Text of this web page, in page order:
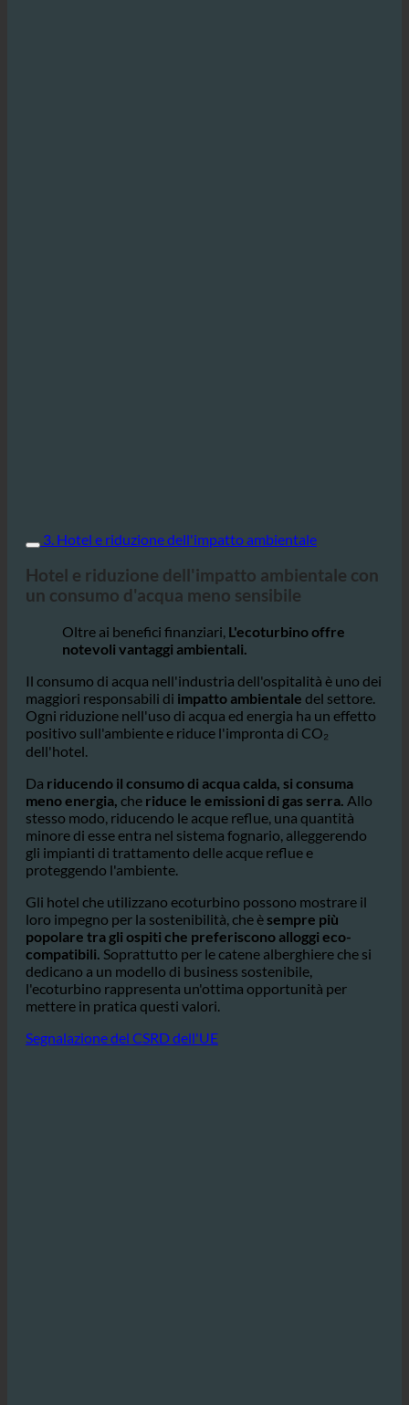
3. Hotel e riduzione dell'impatto ambientale
un consumo d'acqua meno sensibile
notevoli vantaggi ambientali.
Il consumo di acqua nell'industria dell'ospitalità è uno dei
maggiori responsabili di impatto ambientale del settore.
Ogni riduzione nell'uso di acqua ed energia ha un effetto
dell'hotel.
Dariducendo il consumo di acqua calda, si consuma
meno energia,cheriduce le emissioni di gas serra.Allo
stesso modo, riducendo le acque reflue, una quantità
minore di esse entra nel sistema fognario, alleggerendo
proteggendo l'ambiente.
Gli hotel che utilizzano ecoturbino possono mostrare il
loro impegno per la sostenibilità, che èsempre più
popolare tra gli ospiti che preferiscono alloggi eco-
compatibili. Soprattutto per le catene alberghiere che si
dedicano a un modello di business sostenibile,
mettere in pratica questi valori.